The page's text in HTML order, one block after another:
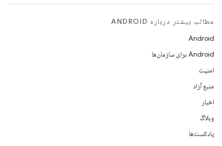
مطالب بیشتر درباره ANDROID
Android
Android برای سازمان‌ها
امنیت
منبع آزاد
اخبار
وبلاگ
پادکست‌ها